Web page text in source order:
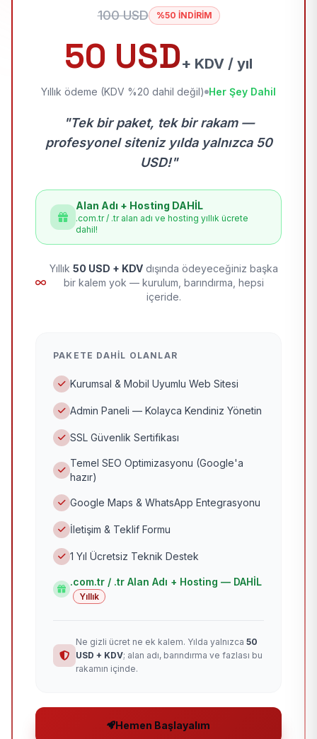
100 USD %50 İNDİRİM
50 USD+ KDV / yıl
Yıllık ödeme (KDV %20 dahil değil) Her Şey Dahil
"Tek bir paket, tek bir rakam —
profesyonel siteniz yılda yalnızca 50
USD!"
Alan Adı + Hosting DAHİL
.com.tr / .tr alan adı ve hosting yıllık ücrete
dahil!
Yıllık 50 USD + KDV dışında ödeyeceğiniz başka
bir kalem yok — kurulum, barındırma, hepsi
içeride.
PAKETE DAHIL OLANLAR
Kurumsal & Mobil Uyumlu Web Sitesi
Admin Paneli — Kolayca Kendiniz Yönetin
SSL Güvenlik Sertifikası
Temel SEO Optimizasyonu (Google'a
hazır)
Google Maps & WhatsApp Entegrasyonu
İletişim & Teklif Formu
1 Yıl Ücretsiz Teknik Destek
.com.tr / .tr Alan Adı + Hosting — DAHİL
Yıllık
Ne gizli ücret ne ek kalem. Yılda yalnızca 50
USD + KDV; alan adı, barındırma ve fazlası bu
rakamın içinde.
Hemen Başlayalım